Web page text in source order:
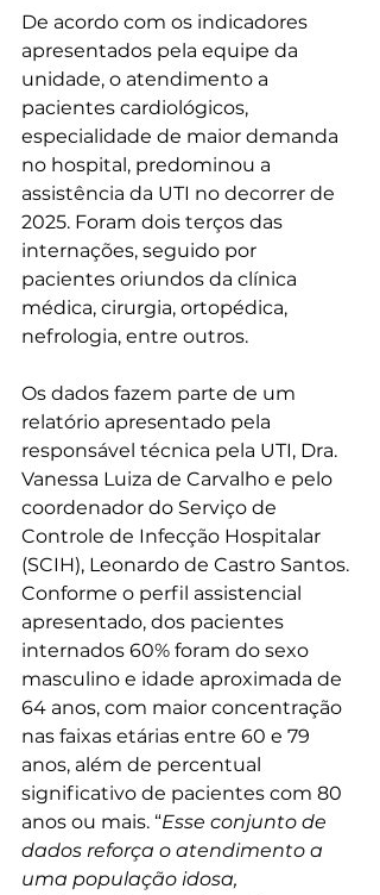
De acordo com os indicadores
apresentados pela equipe da
unidade, o atendimento a
pacientes cardiológicos,
especialidade de maior demanda
no hospital, predominou a
assistência da UTI no decorrer de
2025. Foram dois terços das
internações, seguido por
pacientes oriundos da clínica
médica, cirurgia, ortopédica,
nefrologia, entre outros.
Os dados fazem parte de um
relatório apresentado pela
responsável técnica pela UTI, Dra.
Vanessa Luiza de Carvalho e pelo
coordenador do Serviço de
Controle de Infecção Hospitalar
(SCIH), Leonardo de Castro Santos.
Conforme o perfil assistencial
apresentado, dos pacientes
internados 60% foram do sexo
masculino e idade aproximada de
64 anos, com maior concentração
nas faixas etárias entre 60 e 79
anos, além de percentual
significativo de pacientes com 80
anos ou mais. “Esse conjunto de
dados reforça o atendimento a
uma população idosa,